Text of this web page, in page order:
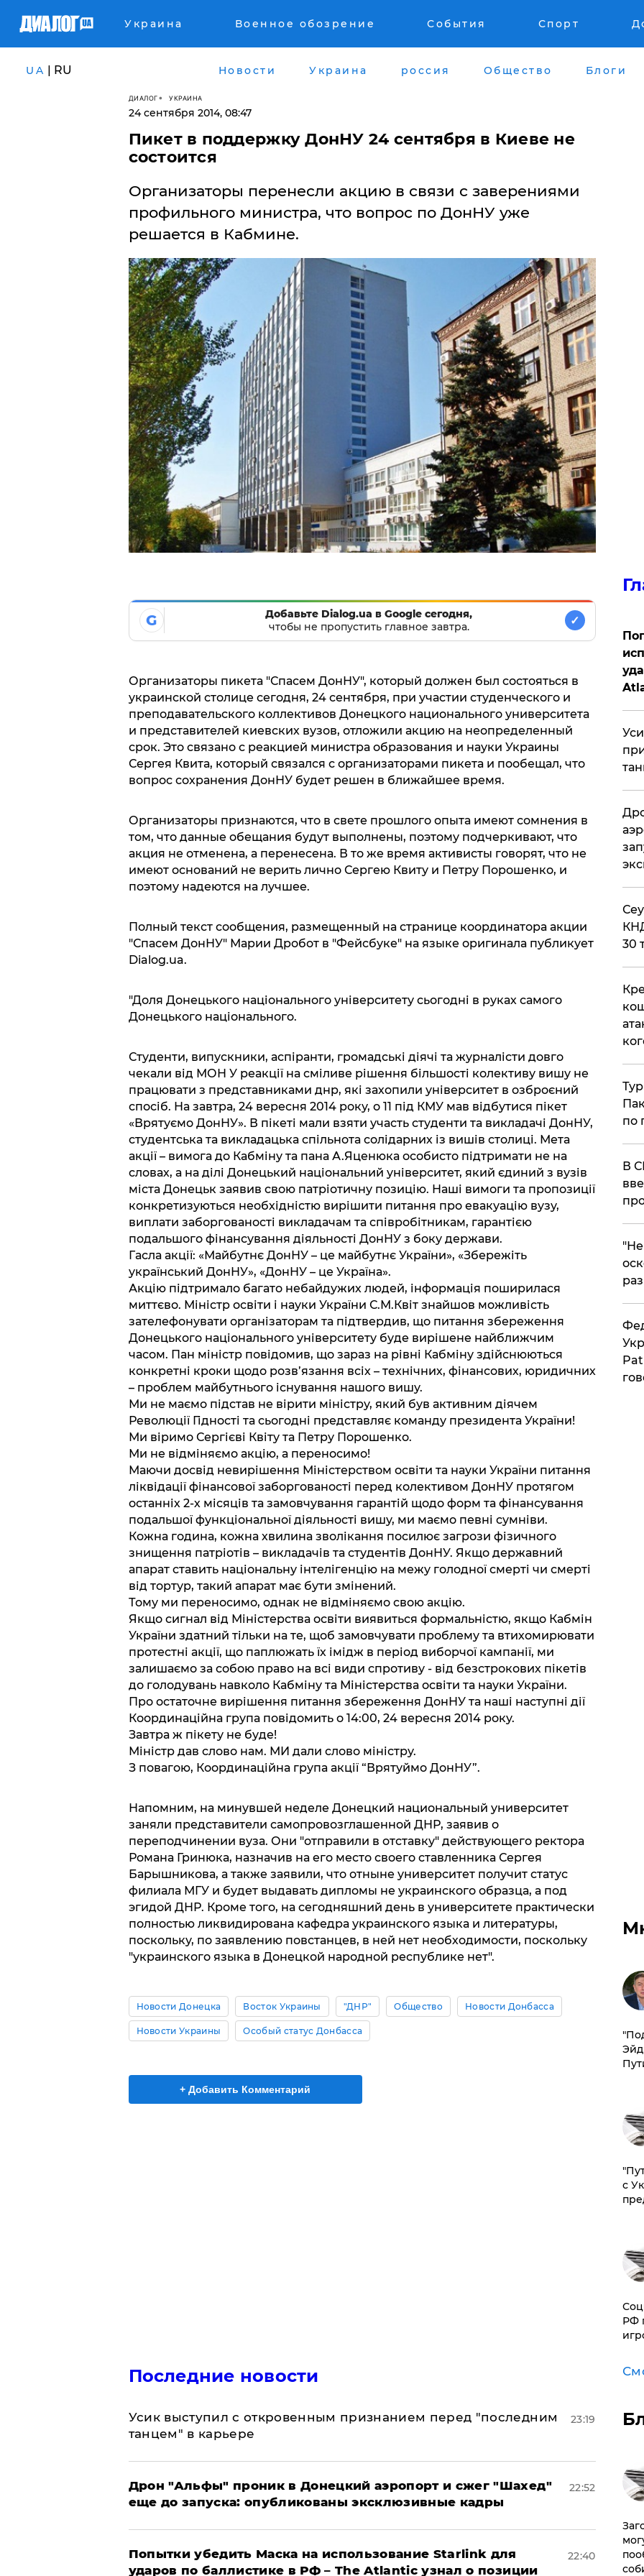
Украина Военное обозрение События Спорт
UA | RU Новости Украина россия Общество Блоги
ДИАЛОГ УКРАИНА
24 сентября 2014, 08:47
Пикет в поддержку ДонНУ 24 сентября в Киеве не
состоится
Организаторы перенесли акцию в связи с заверениями
профильного министра, что вопрос по ДонНУ уже
решается в Кабмине.
G
Добавьте Dialog.ua в Google сегодня,
чтобы не пропустить главное завтра.
✓
Организаторы пикета "Спасем ДонНУ", который должен был состояться в
украинской столице сегодня, 24 сентября, при участии студенческого и
преподавательского коллективов Донецкого национального университета
и представителей киевских вузов, отложили акцию на неопределенный
срок. Это связано с реакцией министра образования и науки Украины
Сергея Квита, который связался с организаторами пикета и пообещал, что
вопрос сохранения ДонНУ будет решен в ближайшее время.
Организаторы признаются, что в свете прошлого опыта имеют сомнения в
том, что данные обещания будут выполнены, поэтому подчеркивают, что
акция не отменена, а перенесена. В то же время активисты говорят, что не
имеют оснований не верить лично Сергею Квиту и Петру Порошенко, и
поэтому надеются на лучшее.
Полный текст сообщения, размещенный на странице координатора акции
"Спасем ДонНУ" Марии Дробот в "Фейсбуке" на языке оригинала публикует
Dialog.ua.
"Доля Донецького національного університету сьогодні в руках самого
Донецького національного.
Студенти, випускники, аспіранти, громадські діячі та журналісти довго
чекали від МОН У реакції на сміливе рішення більшості колективу вишу не
працювати з представниками днр, які захопили університет в озброєний
спосіб. На завтра, 24 вересня 2014 року, о 11 під КМУ мав відбутися пікет
«Врятуємо ДонНУ». В пікеті мали взяти участь студенти та викладачі ДонНУ,
студентська та викладацька спільнота солідарних із вишів столиці. Мета
акції – вимога до Кабміну та пана А.Яценюка особисто підтримати не на
словах, а на ділі Донецький національний університет, який єдиний з вузів
міста Донецьк заявив свою патріотичну позицію. Наші вимоги та пропозиції
конкретизуються необхідністю вирішити питання про евакуацію вузу,
виплати заборгованості викладачам та співробітникам, гарантією
подальшого фінансування діяльності ДонНУ з боку держави.
Гасла акції: «Майбутнє ДонНУ – це майбутнє України», «Збережіть
український ДонНУ», «ДонНУ – це Україна».
Акцію підтримало багато небайдужих людей, інформація поширилася
миттєво. Міністр освіти і науки України С.М.Квіт знайшов можливість
зателефонувати організаторам та підтвердив, що питання збереження
Донецького національного університету буде вирішене найближчим
часом. Пан міністр повідомив, що зараз на рівні Кабміну здійснюються
конкретні кроки щодо розв’язання всіх – технічних, фінансових, юридичних
– проблем майбутнього існування нашого вишу.
Ми не маємо підстав не вірити міністру, який був активним діячем
Революції Гідності та сьогодні представляє команду президента України!
Ми віримо Сергієві Квіту та Петру Порошенко.
Ми не відміняємо акцію, а переносимо!
Маючи досвід невирішення Міністерством освіти та науки України питання
ліквідації фінансової заборгованості перед колективом ДонНУ протягом
останніх 2-х місяців та замовчування гарантій щодо форм та фінансування
подальшої функціональної діяльності вишу, ми маємо певні сумніви.
Кожна година, кожна хвилина зволікання посилює загрози фізичного
знищення патріотів – викладачів та студентів ДонНУ. Якщо державний
апарат ставить національну інтелігенцію на межу голодної смерті чи смерті
від тортур, такий апарат має бути змінений.
Тому ми переносимо, однак не відміняємо свою акцію.
Якщо сигнал від Міністерства освіти виявиться формальністю, якщо Кабмін
України здатний тільки на те, щоб замовчувати проблему та втихомирювати
протестні акції, що паплюжать їх імідж в період виборчої кампанії, ми
залишаємо за собою право на всі види спротиву - від безстрокових пікетів
до голодувань навколо Кабміну та Міністерства освіти та науки України.
Про остаточне вирішення питання збереження ДонНУ та наші наступні дії
Координаційна група повідомить о 14:00, 24 вересня 2014 року.
Завтра ж пікету не буде!
Міністр дав слово нам. МИ дали слово міністру.
З повагою, Координаційна група акції “Врятуймо ДонНУ”.
Напомним, на минувшей неделе Донецкий национальный университет
заняли представители самопровозглашенной ДНР, заявив о
переподчинении вуза. Они "отправили в отставку" действующего ректора
Романа Гринюка, назначив на его место своего ставленника Сергея
Барышникова, а также заявили, что отныне университет получит статус
филиала МГУ и будет выдавать дипломы не украинского образца, а под
эгидой ДНР. Кроме того, на сегодняшний день в университете практически
полностью ликвидирована кафедра украинского языка и литературы,
поскольку, по заявлению повстанцев, в ней нет необходимости, поскольку
"украинского языка в Донецкой народной республике нет".
Новости Донецка Восток Украины "ДНР" Общество Новости Донбасса
Новости Украины Особый статус Донбасса
+ Добавить Комментарий
Последние новости
Усик выступил с откровенным признанием перед "последним
танцем" в карьере
23:19
Дрон "Альфы" проник в Донецкий аэропорт и сжег "Шахед"
еще до запуска: опубликованы эксклюзивные кадры
22:52
Попытки убедить Маска на использование Starlink для
ударов по баллистике в РФ – The Atlantic узнал о позиции
22:40
30
по
В
с
РФ